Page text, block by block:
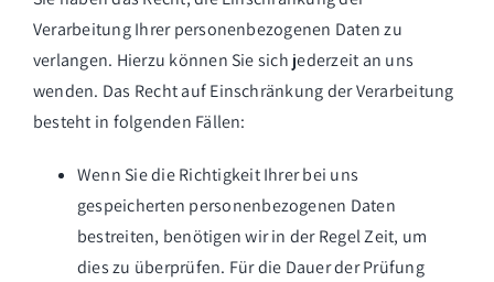
Verarbeitung Ihrer personenbezogenen Daten zu
verlangen. Hierzu können Sie sich jederzeit an uns
wenden. Das Recht auf Einschränkung der Verarbeitung
besteht in folgenden Fällen:
Wenn Sie die Richtigkeit Ihrer bei uns
gespeicherten personenbezogenen Daten
bestreiten, benötigen wir in der Regel Zeit, um
dies zu überprüfen. Für die Dauer der Prüfung